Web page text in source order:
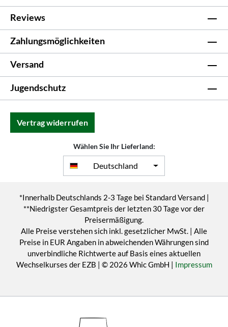
Reviews
Zahlungsmöglichkeiten
Versand
Jugendschutz
Vertrag widerrufen
Wählen Sie Ihr Lieferland:
Deutschland
*Innerhalb Deutschlands 2-3 Tage bei Standard Versand |
**Niedrigster Gesamtpreis der letzten 30 Tage vor der
Preisermäßigung.
Alle Preise verstehen sich inkl. gesetzlicher MwSt. | Alle
Preise in EUR Angaben in abweichenden Währungen sind
unverbindliche Richtwerte auf Basis eines aktuellen
Wechselkurses der EZB | © 2026 Whic GmbH | Impressum